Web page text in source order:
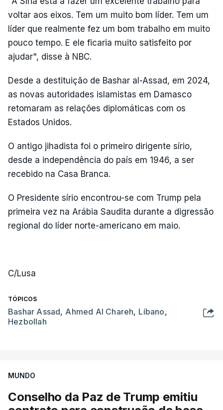
voltar aos eixos. Tem um muito bom líder. Tem um
líder que realmente fez um bom trabalho em muito
pouco tempo. E ele ficaria muito satisfeito por
ajudar", disse à NBC.
Desde a destituição de Bashar al-Assad, em 2024,
as novas autoridades islamistas em Damasco
retomaram as relações diplomáticas com os
Estados Unidos.
O antigo jihadista foi o primeiro dirigente sírio,
desde a independência do país em 1946, a ser
recebido na Casa Branca.
O Presidente sírio encontrou-se com Trump pela
primeira vez na Arábia Saudita durante a digressão
regional do líder norte-americano em maio.
C/Lusa
TÓPICOS
Bashar Assad, Ahmed Al Chareh, Líbano,
Hezbollah
MUNDO
Conselho da Paz de Trump emitiu